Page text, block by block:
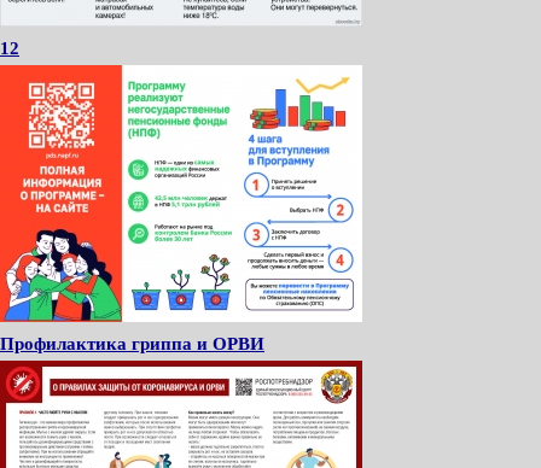
12
Профилактика гриппа и ОРВИ